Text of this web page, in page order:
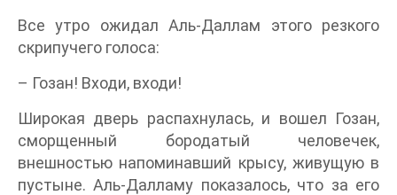
Все утро ожидал Аль-Даллам этого резкого
скрипучего голоса:
– Гозан! Входи, входи!
Широкая дверь распахнулась, и вошел Гозан,
сморщенный бородатый человечек,
внешностью напоминавший крысу, живущую в
пустыне. Аль-Далламу показалось, что за его